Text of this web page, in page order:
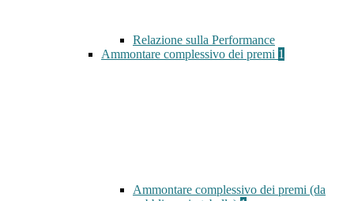
Relazione sulla Performance
Ammontare complessivo dei premi 1
Ammontare complessivo dei premi (da